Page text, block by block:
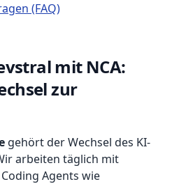
(FAQ)
mit NCA:
zur
gehört der Wechsel des KI-
arbeiten täglich mit
Agents wie